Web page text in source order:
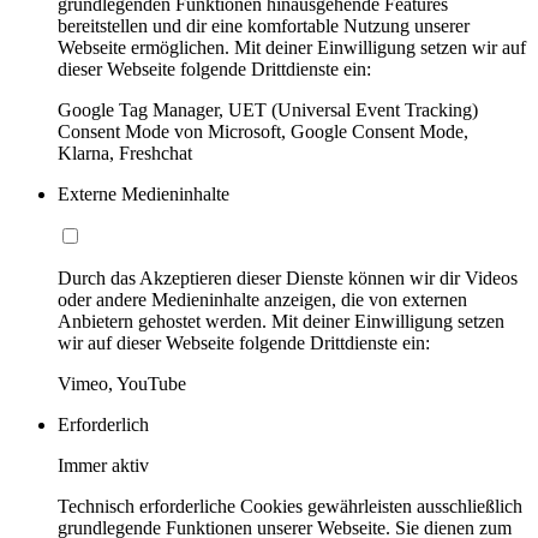
bereitstellen und dir eine komfortable Nutzung unserer
Webseite ermöglichen. Mit deiner Einwilligung setzen wir auf
dieser Webseite folgende Drittdienste ein:
Google Tag Manager, UET (Universal Event Tracking)
Consent Mode von Microsoft, Google Consent Mode,
Klarna, Freshchat
Externe Medieninhalte
Durch das Akzeptieren dieser Dienste können wir dir Videos
oder andere Medieninhalte anzeigen, die von externen
Anbietern gehostet werden. Mit deiner Einwilligung setzen
wir auf dieser Webseite folgende Drittdienste ein:
Vimeo, YouTube
Erforderlich
Immer aktiv
Technisch erforderliche Cookies gewährleisten ausschließlich
grundlegende Funktionen unserer Webseite. Sie dienen zum